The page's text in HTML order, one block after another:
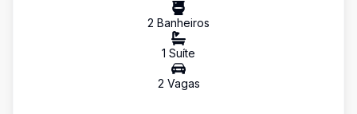
2 Banheiros
1 Suíte
2 Vagas